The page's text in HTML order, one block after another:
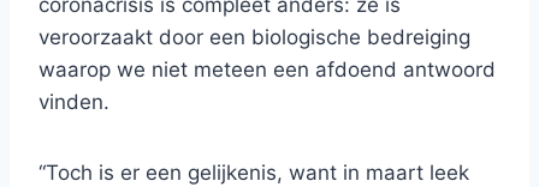
coronacrisis is compleet anders: ze is
veroorzaakt door een biologische bedreiging
waarop we niet meteen een afdoend antwoord
vinden.
“Toch is er een gelijkenis, want in maart leek